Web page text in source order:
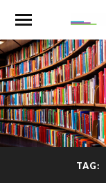
TAG: